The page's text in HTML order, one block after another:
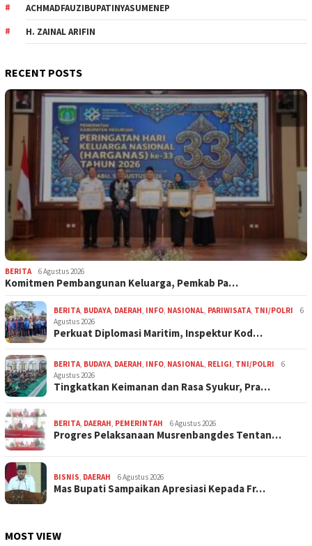
ACHMADFAUZIBUPATINYASUMENEP
H. ZAINAL ARIFIN
RECENT POSTS
BERITA 6 Agustus 2026
Komitmen Pembangunan Keluarga, Pemkab Pa…
BERITA BUDAYA DAERAH INFO NASIONAL PARIWISATA TNI/POLRI
6
Agustus 2026
Perkuat Diplomasi Maritim, Inspektur Kod…
BERITA BUDAYA DAERAH INFO NASIONAL RELIGI TNI/POLRI
6
Agustus 2026
Tingkatkan Keimanan dan Rasa Syukur, Pra…
BERITA DAERAH PEMERINTAH 6 Agustus 2026
Progres Pelaksanaan Musrenbangdes Tentan…
BISNIS DAERAH 6 Agustus 2026
Mas Bupati Sampaikan Apresiasi Kepada Fr…
MOST VIEW